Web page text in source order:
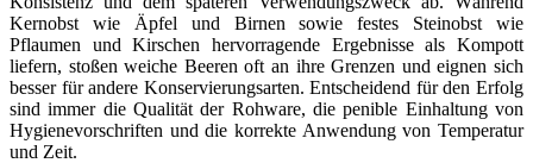
Kernobst wie Äpfel und Birnen sowie festes Steinobst wie
Pflaumen und Kirschen hervorragende Ergebnisse als Kompott
liefern, stoßen weiche Beeren oft an ihre Grenzen und eignen sich
besser für andere Konservierungsarten. Entscheidend für den Erfolg
sind immer die Qualität der Rohware, die penible Einhaltung von
Hygienevorschriften und die korrekte Anwendung von Temperatur
und Zeit.